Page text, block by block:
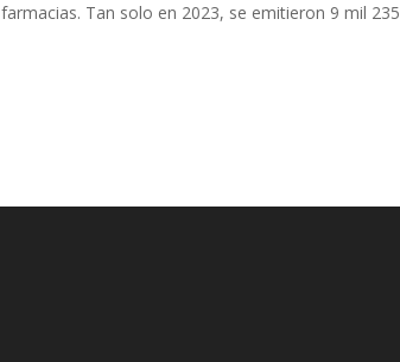
Tan solo en 2023, se emitieron 9 mil 235